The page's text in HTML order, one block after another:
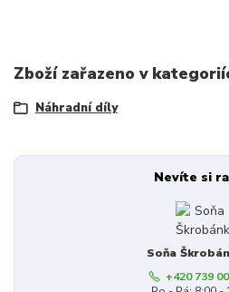
Zboží zařazeno v
Náhradní díly
Nevíte si
Soňa
+420 739